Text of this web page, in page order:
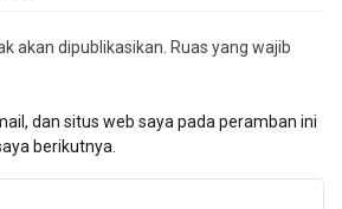
akan dipublikasikan. Ruas yang wajib
dan situs web saya pada peramban ini
berikutnya.